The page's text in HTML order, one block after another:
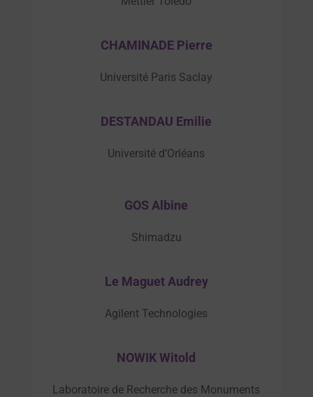
CHAMINADE Pierre
Université Paris Saclay
DESTANDAU Emilie
Université d’Orléans
GOS Albine
Shimadzu
Le Maguet Audrey
Agilent Technologies
NOWIK Witold
Laboratoire de Recherche des Monuments